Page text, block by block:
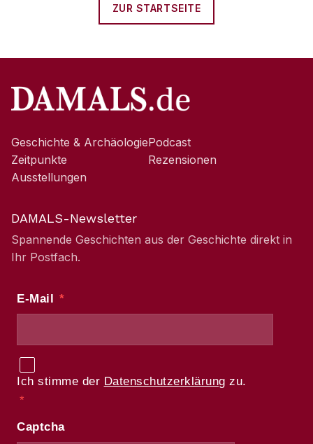
ZUR STARTSEITE
Geschichte & Archäologie
Zeitpunkte
Ausstellungen
Podcast
Rezensionen
DAMALS-Newsletter
Spannende Geschichten aus der Geschichte direkt in
Ihr Postfach.